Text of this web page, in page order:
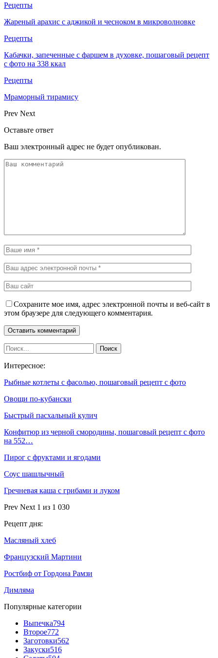
Рецепты
Жареный арахис с аджикой и чесноком в микроволновке
Рецепты
Кабачки, запеченные с фаршем в духовке, пошаговый рецепт
с фото на 338 ккал
Рецепты
Мраморный тирамису
Prev Next
Оставьте ответ
Ваш электронный адрес не будет опубликован.
Сохраните мое имя, адрес электронной почты и веб-сайт в
этом браузере для следующего комментария.
Интересное:
Рыбные котлеты с фасолью, пошаговый рецепт с фото
Овощи по-кубански
Быстрый пасхальный кулич
Конфитюр из черной смородины, пошаговый рецепт с фото
на 552…
Пирог с фруктами и ягодами
Соус шашлычный
Гречневая каша с грибами и луком
Prev Next 1 из 1 030
Рецепт дня:
Масляный хлеб
Французский Мартини
Ростбиф от Гордона Рамзи
Димляма
Популярные категории
Выпечка794
Второе772
Заготовки562
Закуски516